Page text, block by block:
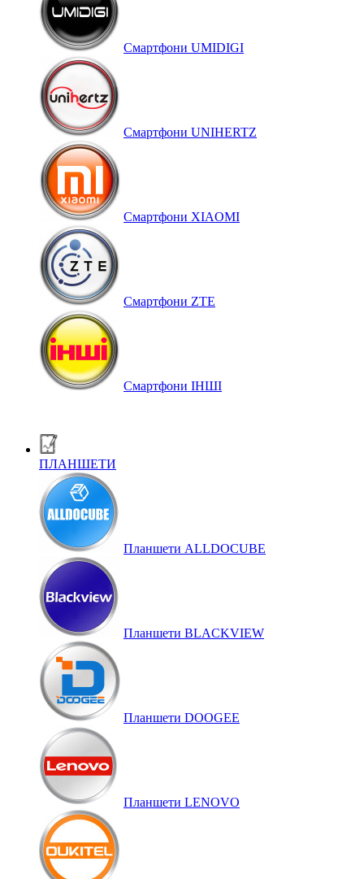
Смартфони UMIDIGI
Смартфони UNIHERTZ
Смартфони XIAOMI
Смартфони ZTE
Смартфони ІНШІ
ПЛАНШЕТИ
Планшети ALLDOCUBE
Планшети BLACKVIEW
Планшети DOOGEE
Планшети LENOVO